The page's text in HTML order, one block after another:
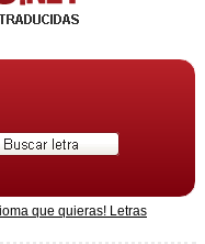
que quieras! Letras